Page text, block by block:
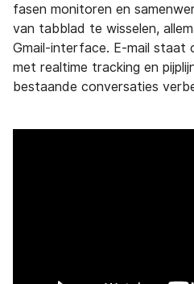
fasen monitoren en
van tabblad te wisselen,
Gmail-interface. E-mail staat
met realtime tracking en
bestaande conversaties